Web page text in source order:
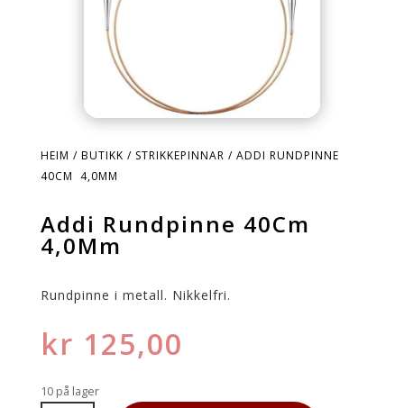
HEIM / BUTIKK / STRIKKEPINNAR / ADDI RUNDPINNE
40CM 4,0MM
Addi Rundpinne 40Cm
4,0Mm
Rundpinne i metall. Nikkelfri.
kr 125,00
10 på lager